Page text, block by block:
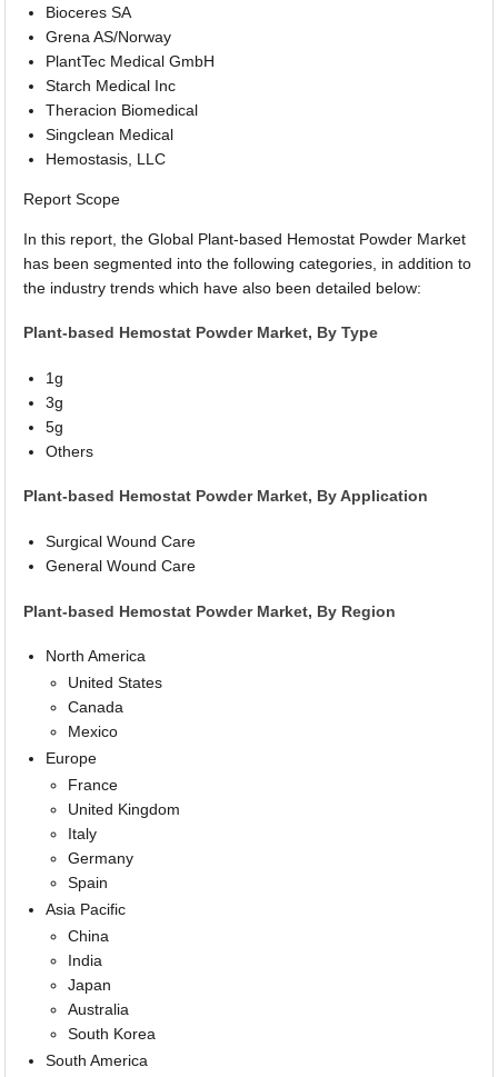
Bioceres SA
Grena AS/Norway
PlantTec Medical GmbH
Starch Medical Inc
Theracion Biomedical
Singclean Medical
Hemostasis, LLC
Report Scope
In this report, the Global Plant-based Hemostat Powder Market
has been segmented into the following categories, in addition to
the industry trends which have also been detailed below:
Plant-based Hemostat Powder Market, By Type
1g
3g
5g
Others
Plant-based Hemostat Powder Market, By Application
Surgical Wound Care
General Wound Care
Plant-based Hemostat Powder Market, By Region
North America
United States
Canada
Mexico
Europe
France
United Kingdom
Italy
Germany
Spain
Asia Pacific
China
India
Japan
Australia
South Korea
South America